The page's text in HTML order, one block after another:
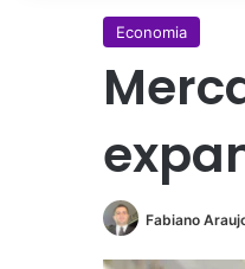
Economia
Fabiano